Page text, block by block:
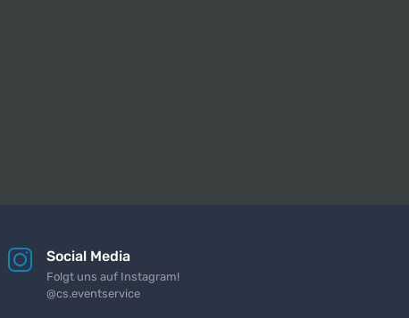
Social Media
Folgt uns auf Instagram!
@cs.eventservice